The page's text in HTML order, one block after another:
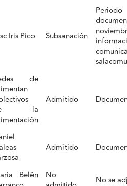
Iris Pico Subsanación
de
la
Admitido
Admitido
Belén
No
No se